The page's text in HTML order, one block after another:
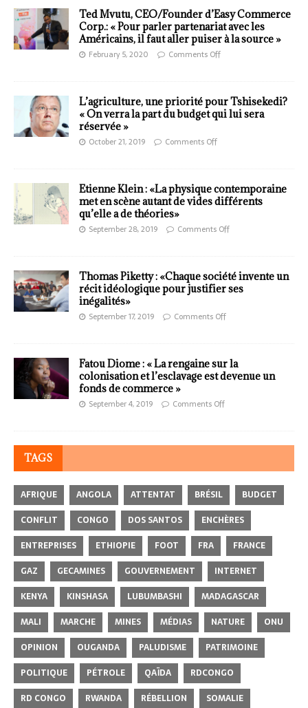
Ted Mvutu, CEO/Founder d’Easy Commerce
Corp.: « Pour parler partenariat avec les
Américains, il faut aller puiser à la source »
February 5, 2020 Comments Off
L’agriculture, une priorité pour Tshisekedi?
« On verra la part du budget qui lui sera
réservée »
October 21, 2019 Comments Off
Etienne Klein : «La physique contemporaine
met en scène autant de vides différents
qu’elle a de théories»
September 28, 2019 Comments Off
Thomas Piketty : «Chaque société invente un
récit idéologique pour justifier ses
inégalités»
September 17, 2019 Comments Off
Fatou Diome : « La rengaine sur la
colonisation et l’esclavage est devenue un
fonds de commerce »
September 4, 2019 Comments Off
TAGS
AFRIQUE ANGOLA ATTENTAT BRÉSIL
BUDGET
CONFLIT
CONGO DOS SANTOS
ENCHÈRES
ENTREPRISES
ETHIOPIE FOOT FRA
FRANCE
GAZ
GECAMINES GOUVERNEMENT
INTERNET
KENYA
KINSHASA LUBUMBASHI
MADAGASCAR
MALI
MARCHE MINES MÉDIAS NATURE
ONU
OPINION
OUGANDA PALUDISME
PATRIMOINE
POLITIQUE
PÉTROLE QAÏDA
RDCONGO
RD CONGO
RWANDA RÉBELLION SOMALIE